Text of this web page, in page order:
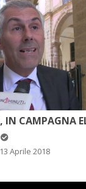
13 Aprile 2018